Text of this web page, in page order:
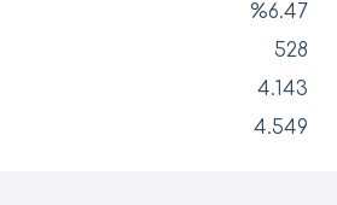
%6.47
528
4.143
4.549